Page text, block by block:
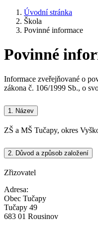
Úvodní stránka
Škola
Povinné informace
Povinné
Informace zveřejňované o
zákona č. 106/1999 Sb., o
1. Název
ZŠ a MŠ Tučapy, okres
2. Důvod a způsob založení
Zřizovatel
Adresa:
Obec Tučapy
Tučapy 49
683 01 Rousinov